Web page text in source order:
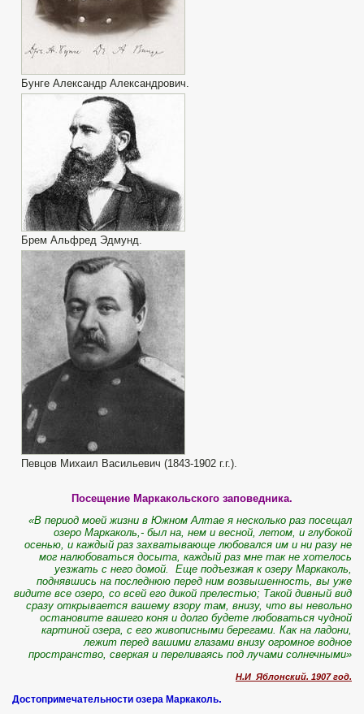
Бунге Александр Александрович.
Брем Альфред Эдмунд.
Певцов Михаил Васильевич (1843-1902 г.г.).
Посещение Маркакольского заповедника.
«В период моей жизни в Южном Алтае я несколько раз посещал
озеро Маркаколь,- был на, нем и весной, летом, и глубокой
осенью, и каждый раз захватывающе любовался им и ни разу не
мог налюбоваться досыта, каждый раз мне так не хотелось
уезжать с него домой. Еще подъезжая к озеру Маркаколь,
поднявшись на последнюю перед ним возвышенность, вы уже
видите все озеро, со всей его дикой прелестью; Такой дивный вид
сразу открывается вашему взору там, внизу, что вы невольно
остановите вашего коня и долго будете любоваться чудной
картиной озера, с его живописными берегами. Как на ладони,
лежит перед вашими глазами внизу огромное водное
пространство, сверкая и переливаясь под лучами солнечными»
Н.И Яблонский. 1907 год.
Достопримечательности озера Маркаколь.